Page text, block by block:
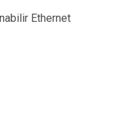
Ethernet